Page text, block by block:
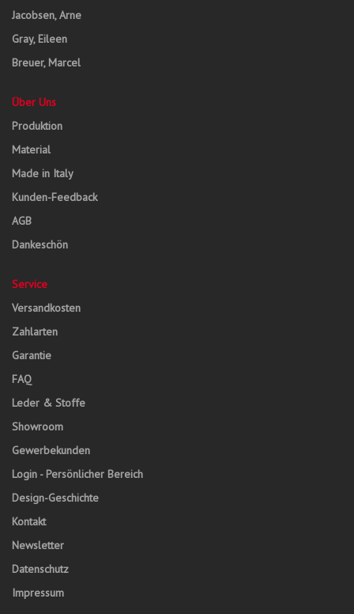
Jacobsen, Arne
Gray, Eileen
Breuer, Marcel
Über Uns
Produktion
Material
Made in Italy
Kunden-Feedback
AGB
Dankeschön
Service
Versandkosten
Zahlarten
Garantie
FAQ
Leder & Stoffe
Showroom
Gewerbekunden
Login - Persönlicher Bereich
Design-Geschichte
Kontakt
Newsletter
Datenschutz
Impressum